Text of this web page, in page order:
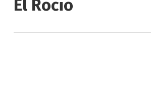
El Rocio